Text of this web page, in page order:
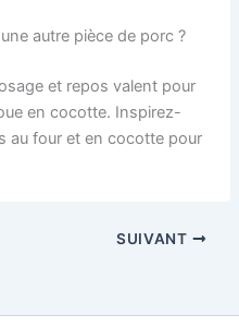
autre pièce de porc ?
et repos valent pour
en cocotte. Inspirez-
au four et en cocotte pour
SUIVANT